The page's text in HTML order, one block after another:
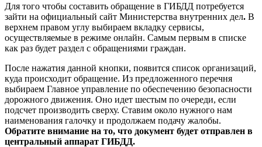
Для того чтобы составить обращение в ГИБДД потребуется
зайти на официальный сайт Министерства внутренних дел. В
верхнем правом углу выбираем вкладку сервисы,
осуществляемые в режиме онлайн. Самым первым в списке
как раз будет раздел с обращениями граждан.
После нажатия данной кнопки, появится список организаций,
куда происходит обращение. Из предложенного перечня
выбираем Главное управление по обеспечению безопасности
дорожного движения. Оно идет шестым по очереди, если
подсчет производить сверху. Ставим около нужного нам
наименования галочку и продолжаем подачу жалобы.
Обратите внимание на то, что документ будет отправлен в
центральный аппарат ГИБДД.